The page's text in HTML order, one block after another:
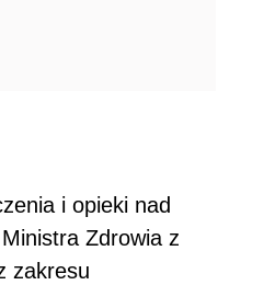
i opieki nad
Zdrowia z
zakresu